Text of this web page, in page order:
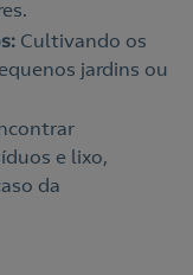
Cultivando os
jardins ou
e lixo,
da